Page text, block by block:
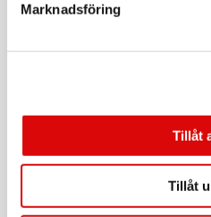
Marknadsföring
Tillåt
Tillåt
CELLY